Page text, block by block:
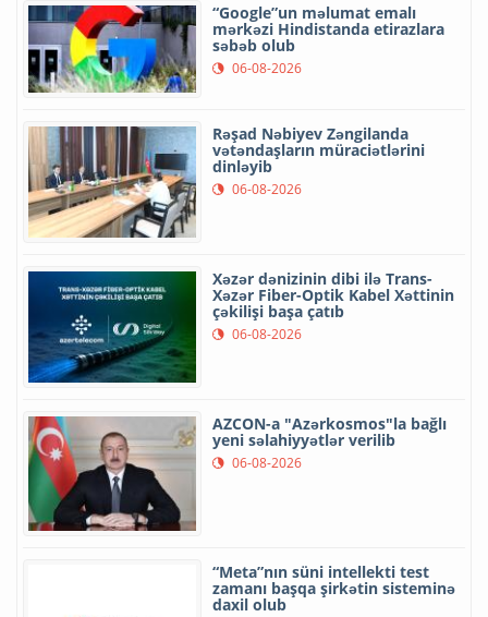
“Google”un məlumat emalı
mərkəzi Hindistanda etirazlara
səbəb olub
06-08-2026
Rəşad Nəbiyev Zəngilanda
vətəndaşların müraciətlərini
dinləyib
06-08-2026
Xəzər dənizinin dibi ilə Trans-
Xəzər Fiber-Optik Kabel Xəttinin
çəkilişi başa çatıb
06-08-2026
AZCON-a "Azərkosmos"la bağlı
yeni səlahiyyətlər verilib
06-08-2026
“Meta”nın süni intellekti test
zamanı başqa şirkətin sisteminə
daxil olub